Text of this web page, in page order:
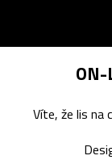
Víte, že lis na